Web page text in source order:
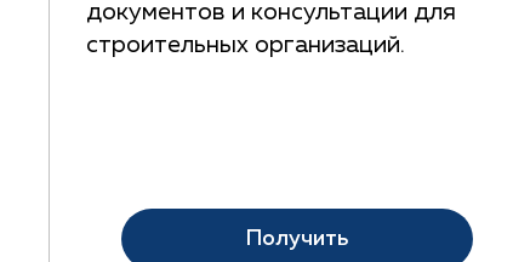
документов и консультации для
строительных организаций.
Получить